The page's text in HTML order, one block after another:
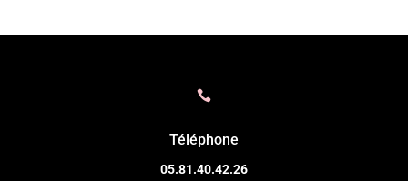

Téléphone
05.81.40.42.26